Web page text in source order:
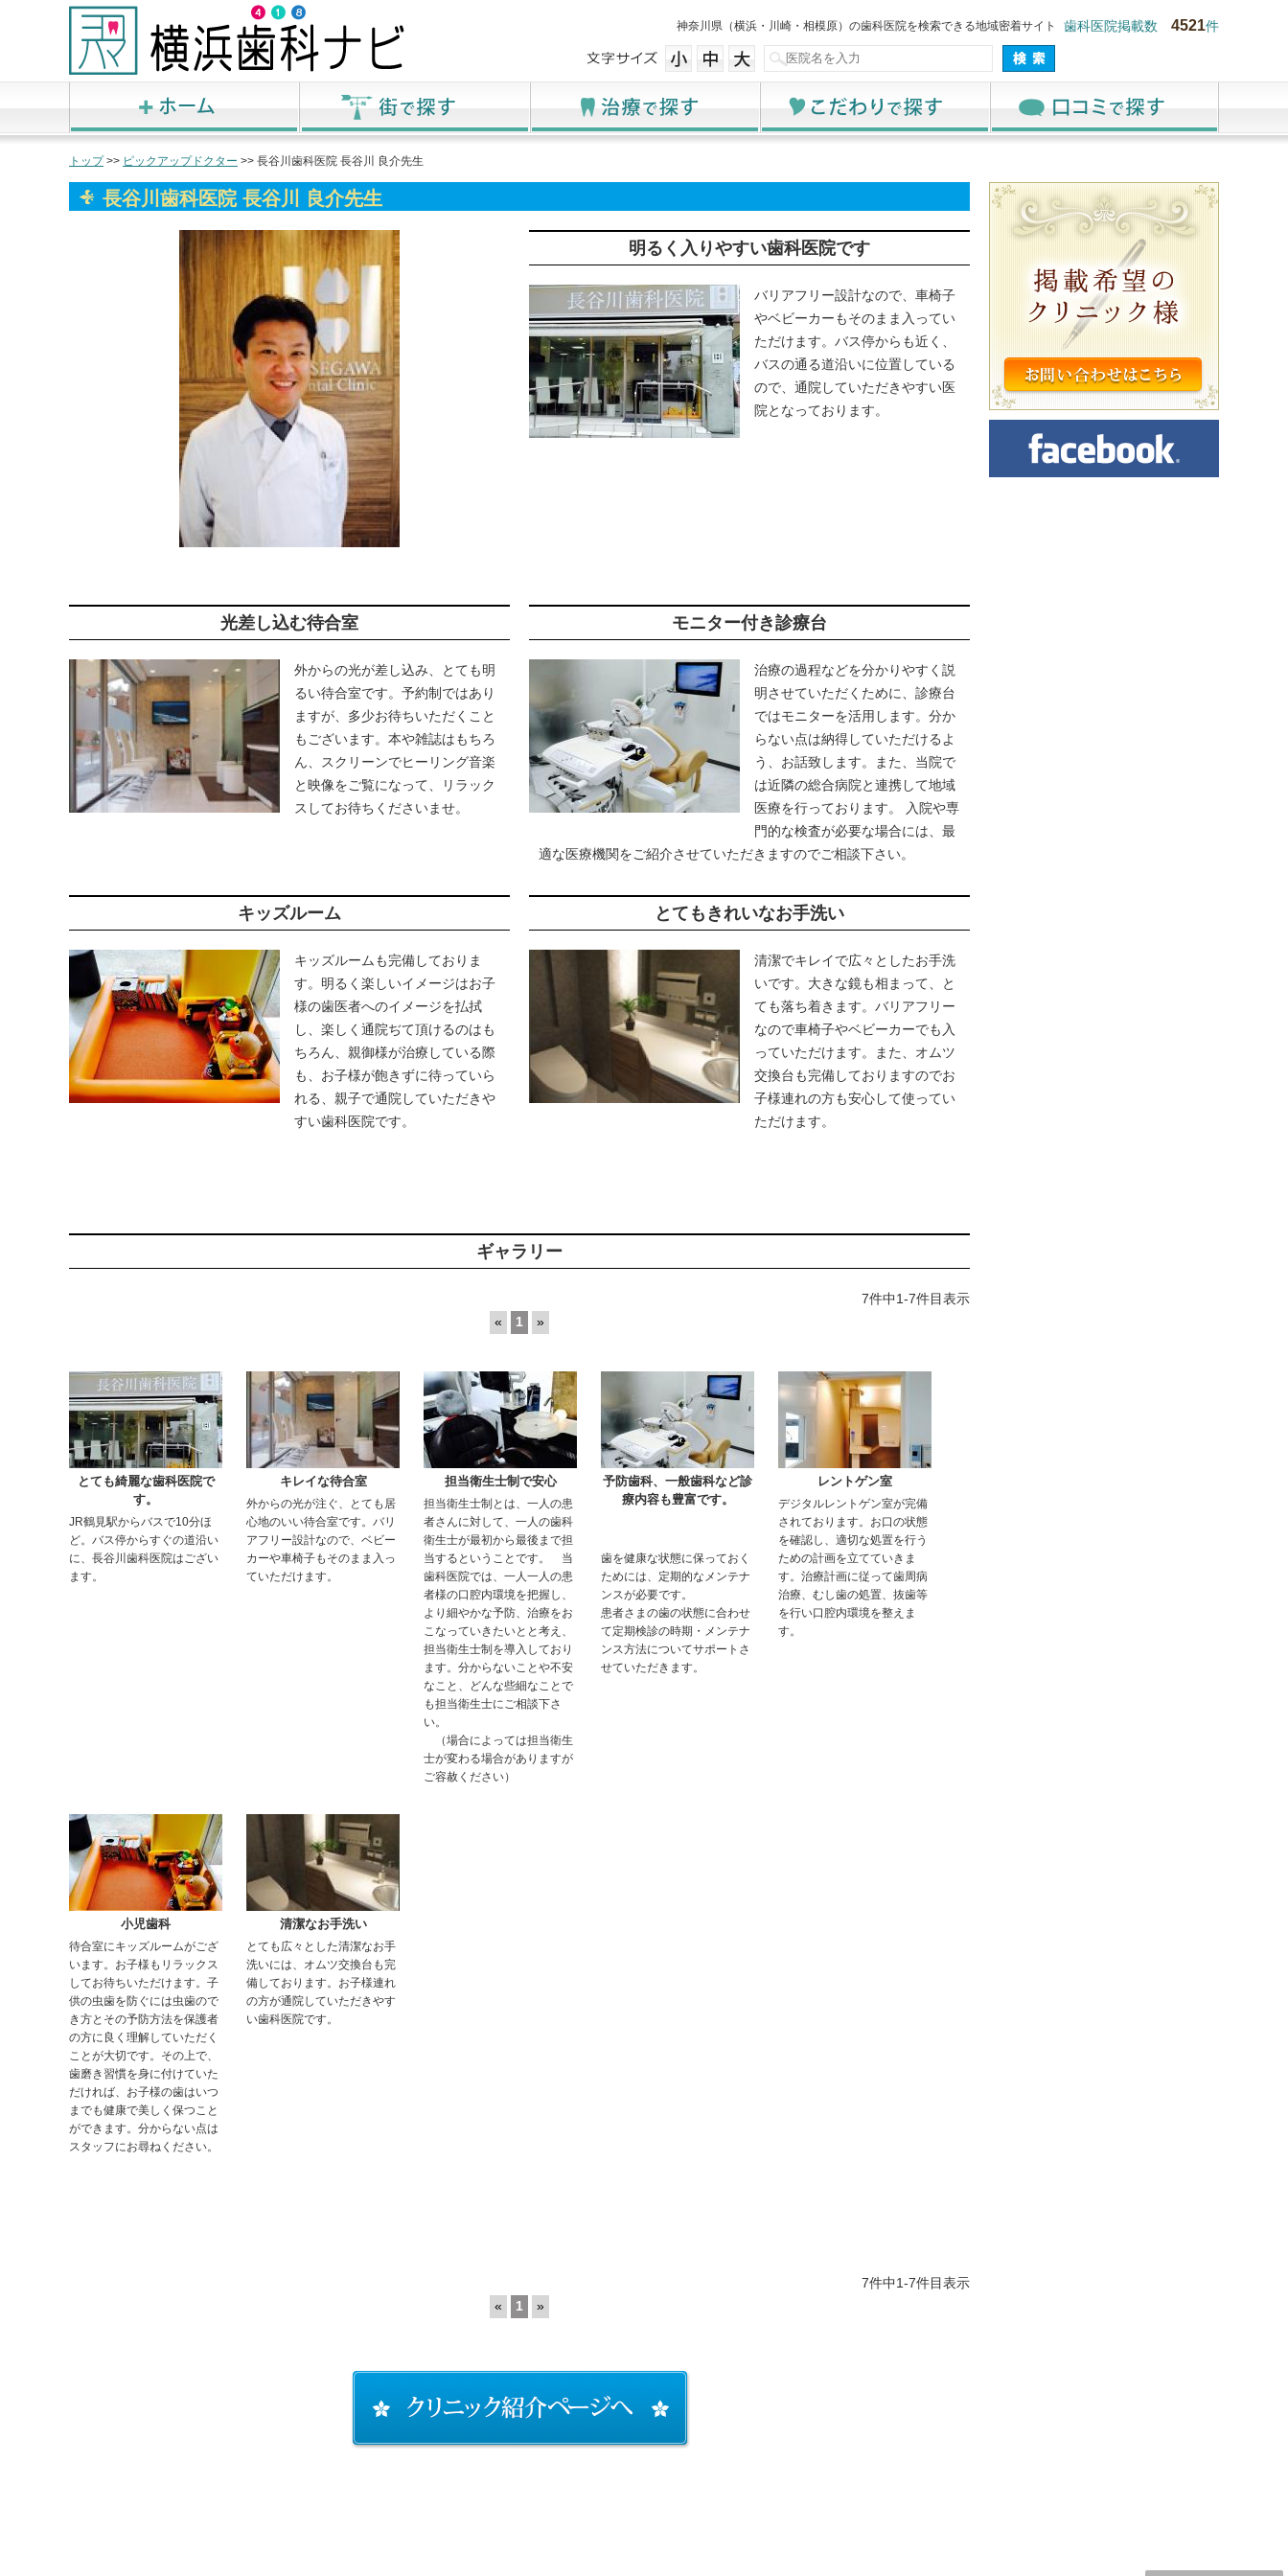
歯科医院掲載数 4521件
神奈川県（横浜・川崎・相模原）の歯科医院を検索できる地域密着サイト
トップ>> ピックアップドクター >> 長谷川歯科医院 長谷川 良介先生
長谷川歯科医院 長谷川 良介先生
明るく入りやすい歯科医院です
バリアフリー設計なので、車椅子
やベビーカーもそのまま入ってい
ただけます。バス停からも近く、
バスの通る道沿いに位置している
ので、通院していただきやすい医
院となっております。
光差し込む待合室
外からの光が差し込み、とても明
るい待合室です。予約制ではあり
ますが、多少お待ちいただくこと
もございます。本や雑誌はもちろ
ん、スクリーンでヒーリング音楽
と映像をご覧になって、リラック
スしてお待ちくださいませ。
モニター付き診療台
治療の過程などを分かりやすく説
明させていただくために、診療台
ではモニターを活用します。分か
らない点は納得していただけるよ
う、お話致します。また、当院で
は近隣の総合病院と連携して地域
医療を行っております。 入院や専
門的な検査が必要な場合には、最
適な医療機関をご紹介させていただきますのでご相談下さい。
キッズルーム
キッズルームも完備しておりま
す。明るく楽しいイメージはお子
様の歯医者へのイメージを払拭
し、楽しく通院ぢて頂けるのはも
ちろん、親御様が治療している際
も、お子様が飽きずに待っていら
れる、親子で通院していただきや
すい歯科医院です。
とてもきれいなお手洗い
清潔でキレイで広々としたお手洗
いです。大きな鏡も相まって、と
ても落ち着きます。バリアフリー
なので車椅子やベビーカーでも入
っていただけます。また、オムツ
交換台も完備しておりますのでお
子様連れの方も安心して使ってい
ただけます。
ギャラリー
7件中1-7件目表示
«
1 »
とても綺麗な歯科医院で
す。
JR鶴見駅からバスで10分ほ
ど。バス停からすぐの道沿い
に、長谷川歯科医院はござい
ます。
キレイな待合室
外からの光が注ぐ、とても居
心地のいい待合室です。バリ
アフリー設計なので、ベビー
カーや車椅子もそのまま入っ
ていただけます。
担当衛生士制で安心
担当衛生士制とは、一人の患
者さんに対して、一人の歯科
衛生士が最初から最後まで担
当するということです。 当
歯科医院では、一人一人の患
者様の口腔内環境を把握し、
より細やかな予防、治療をお
こなっていきたいとと考え、
担当衛生士制を導入しており
ます。分からないことや不安
なこと、どんな些細なことで
も担当衛生士にご相談下さ
い。
（場合によっては担当衛生
士が変わる場合がありますが
ご容赦ください）
予防歯科、一般歯科など診
療内容も豊富です。
歯を健康な状態に保っておく
ためには、定期的なメンテナ
ンスが必要です。
患者さまの歯の状態に合わせ
て定期検診の時期・メンテナ
ンス方法についてサポートさ
せていただきます。
レントゲン室
デジタルレントゲン室が完備
されております。お口の状態
を確認し、適切な処置を行う
ための計画を立てていきま
す。治療計画に従って歯周病
治療、むし歯の処置、抜歯等
を行い口腔内環境を整えま
す。
小児歯科
待合室にキッズルームがござ
います。お子様もリラックス
してお待ちいただけます。子
供の虫歯を防ぐには虫歯ので
き方とその予防方法を保護者
の方に良く理解していただく
ことが大切です。その上で、
歯磨き習慣を身に付けていた
だければ、お子様の歯はいつ
までも健康で美しく保つこと
ができます。分からない点は
スタッフにお尋ねください。
清潔なお手洗い
とても広々とした清潔なお手
洗いには、オムツ交換台も完
備しております。お子様連れ
の方が通院していただきやす
い歯科医院です。
7件中1-7件目表示
«
1 »